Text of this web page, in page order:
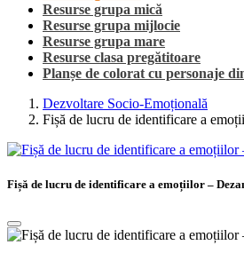
Resurse grupa mică
Resurse grupa mijlocie
Resurse grupa mare
Resurse clasa pregătitoare
Planșe de colorat cu personaje
Dezvoltare Socio-Emoțională
Fișă de lucru de identificare a
Fișă de lucru de identificare a emoțiilor –